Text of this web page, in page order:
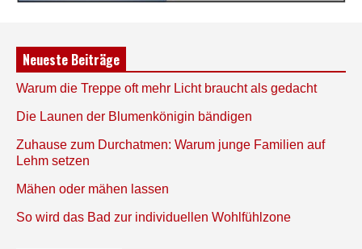
Neueste Beiträge
Warum die Treppe oft mehr Licht braucht als gedacht
Die Launen der Blumenkönigin bändigen
Zuhause zum Durchatmen: Warum junge Familien auf
Lehm setzen
Mähen oder mähen lassen
So wird das Bad zur individuellen Wohlfühlzone